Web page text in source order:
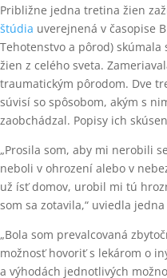
Približne jedna tretina žien
štúdia uverejnená v časopise
Tehotenstvo a pôrod)
žien z celého sveta.
traumatickým pôrodom. Dve
súvisí so spôsobom, akým s
zaobchádzal. Popisy ich
„Prosila som, aby mi nerobili
neboli v ohrození alebo v
už ísť domov, urobil mi tú
som sa zotavila,“ uviedla jedna
„Bola som prevalcovaná
možnosť hovoriť s lekárom o
a výhodách jednotlivých